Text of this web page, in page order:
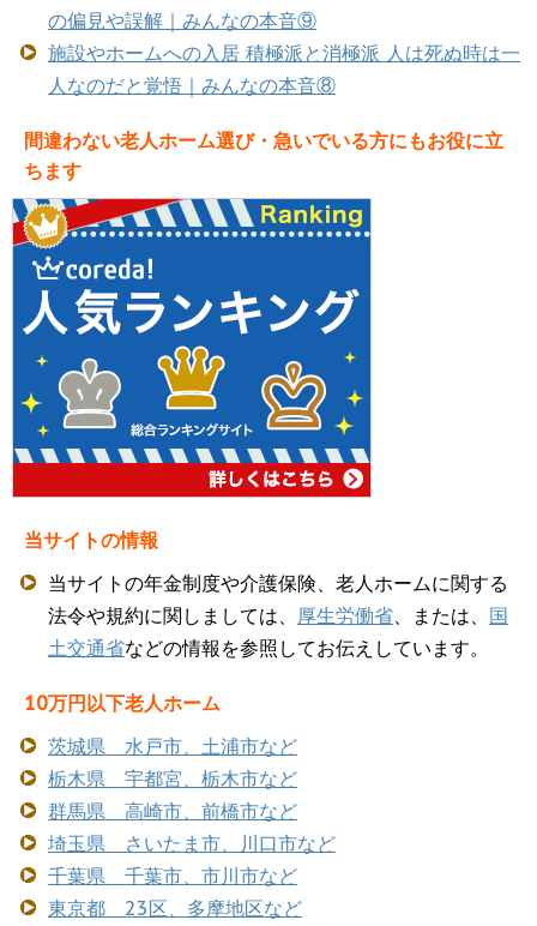
の偏見や誤解｜みんなの本音⑨
施設やホームへの入居 積極派と消極派 人は死ぬ時は一
人なのだと覚悟｜みんなの本音⑧
間違わない老人ホーム選び・急いでいる方にもお役に立
ちます
当サイトの情報
当サイトの年金制度や介護保険、老人ホームに関する
法令や規約に関しましては、 厚生労働省 、または、 国
土交通省などの情報を参照してお伝えしています。
10万円以下老人ホーム
茨城県 水戸市、土浦市など
栃木県 宇都宮、栃木市など
群馬県 高崎市、前橋市など
埼玉県 さいたま市、川口市など
千葉県 千葉市、市川市など
東京都 23区、多摩地区など